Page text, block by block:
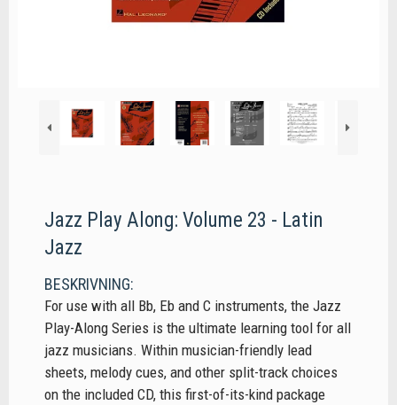
Jazz Play Along: Volume 23 - Latin
Jazz
BESKRIVNING:
For use with all Bb, Eb and C instruments, the Jazz
Play-Along Series is the ultimate learning tool for all
jazz musicians. Within musician-friendly lead
sheets, melody cues, and other split-track choices
on the included CD, this first-of-its-kind package